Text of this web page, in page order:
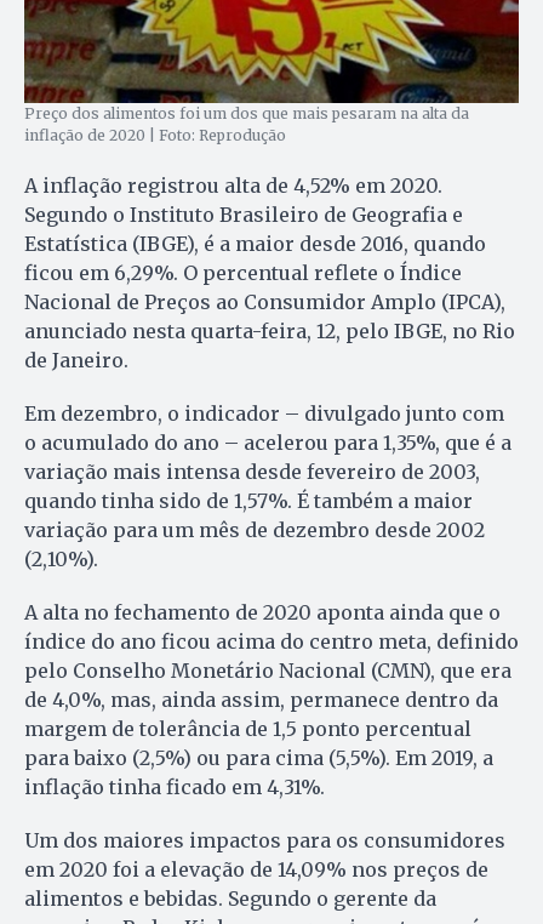
Preço dos alimentos foi um dos que mais pesaram na alta da
inflação de 2020 | Foto: Reprodução
A inflação registrou alta de 4,52% em 2020.
Segundo o Instituto Brasileiro de Geografia e
Estatística (IBGE), é a maior desde 2016, quando
ficou em 6,29%. O percentual reflete o Índice
Nacional de Preços ao Consumidor Amplo (IPCA),
anunciado nesta quarta-feira, 12, pelo IBGE, no Rio
de Janeiro.
Em dezembro, o indicador – divulgado junto com
o acumulado do ano – acelerou para 1,35%, que é a
variação mais intensa desde fevereiro de 2003,
quando tinha sido de 1,57%. É também a maior
variação para um mês de dezembro desde 2002
(2,10%).
A alta no fechamento de 2020 aponta ainda que o
índice do ano ficou acima do centro meta, definido
pelo Conselho Monetário Nacional (CMN), que era
de 4,0%, mas, ainda assim, permanece dentro da
margem de tolerância de 1,5 ponto percentual
para baixo (2,5%) ou para cima (5,5%). Em 2019, a
inflação tinha ficado em 4,31%.
Um dos maiores impactos para os consumidores
em 2020 foi a elevação de 14,09% nos preços de
alimentos e bebidas. Segundo o gerente da